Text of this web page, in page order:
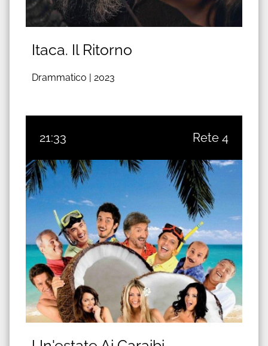
Itaca. Il Ritorno
Drammatico | 2023
21:33 Rete 4